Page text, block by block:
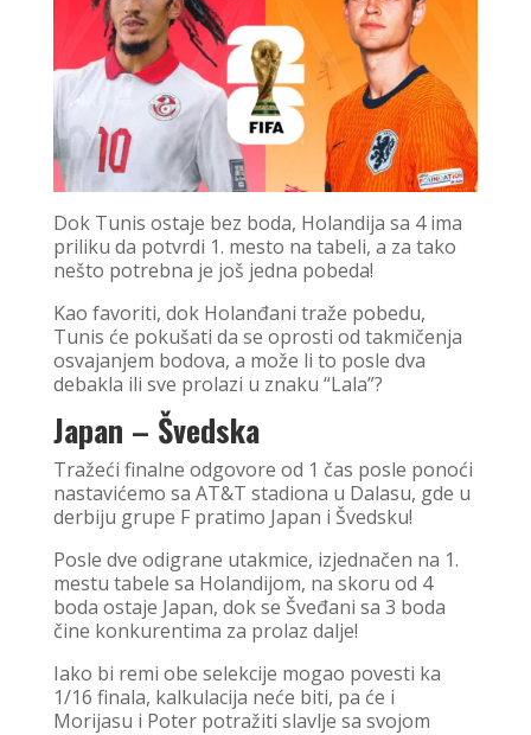
Dok Tunis ostaje bez boda, Holandija sa 4 ima
priliku da potvrdi 1. mesto na tabeli, a za tako
nešto potrebna je još jedna pobeda!
Kao favoriti, dok Holanđani traže pobedu,
Tunis će pokušati da se oprosti od takmičenja
osvajanjem bodova, a može li to posle dva
debakla ili sve prolazi u znaku “Lala”?
Japan – Švedska
Tražeći finalne odgovore od 1 čas posle ponoći
nastavićemo sa AT&T stadiona u Dalasu, gde u
derbiju grupe F pratimo Japan i Švedsku!
Posle dve odigrane utakmice, izjednačen na 1.
mestu tabele sa Holandijom, na skoru od 4
boda ostaje Japan, dok se Šveđani sa 3 boda
čine konkurentima za prolaz dalje!
Iako bi remi obe selekcije mogao povesti ka
1/16 finala, kalkulacija neće biti, pa će i
Morijasu i Poter potražiti slavlje sa svojom